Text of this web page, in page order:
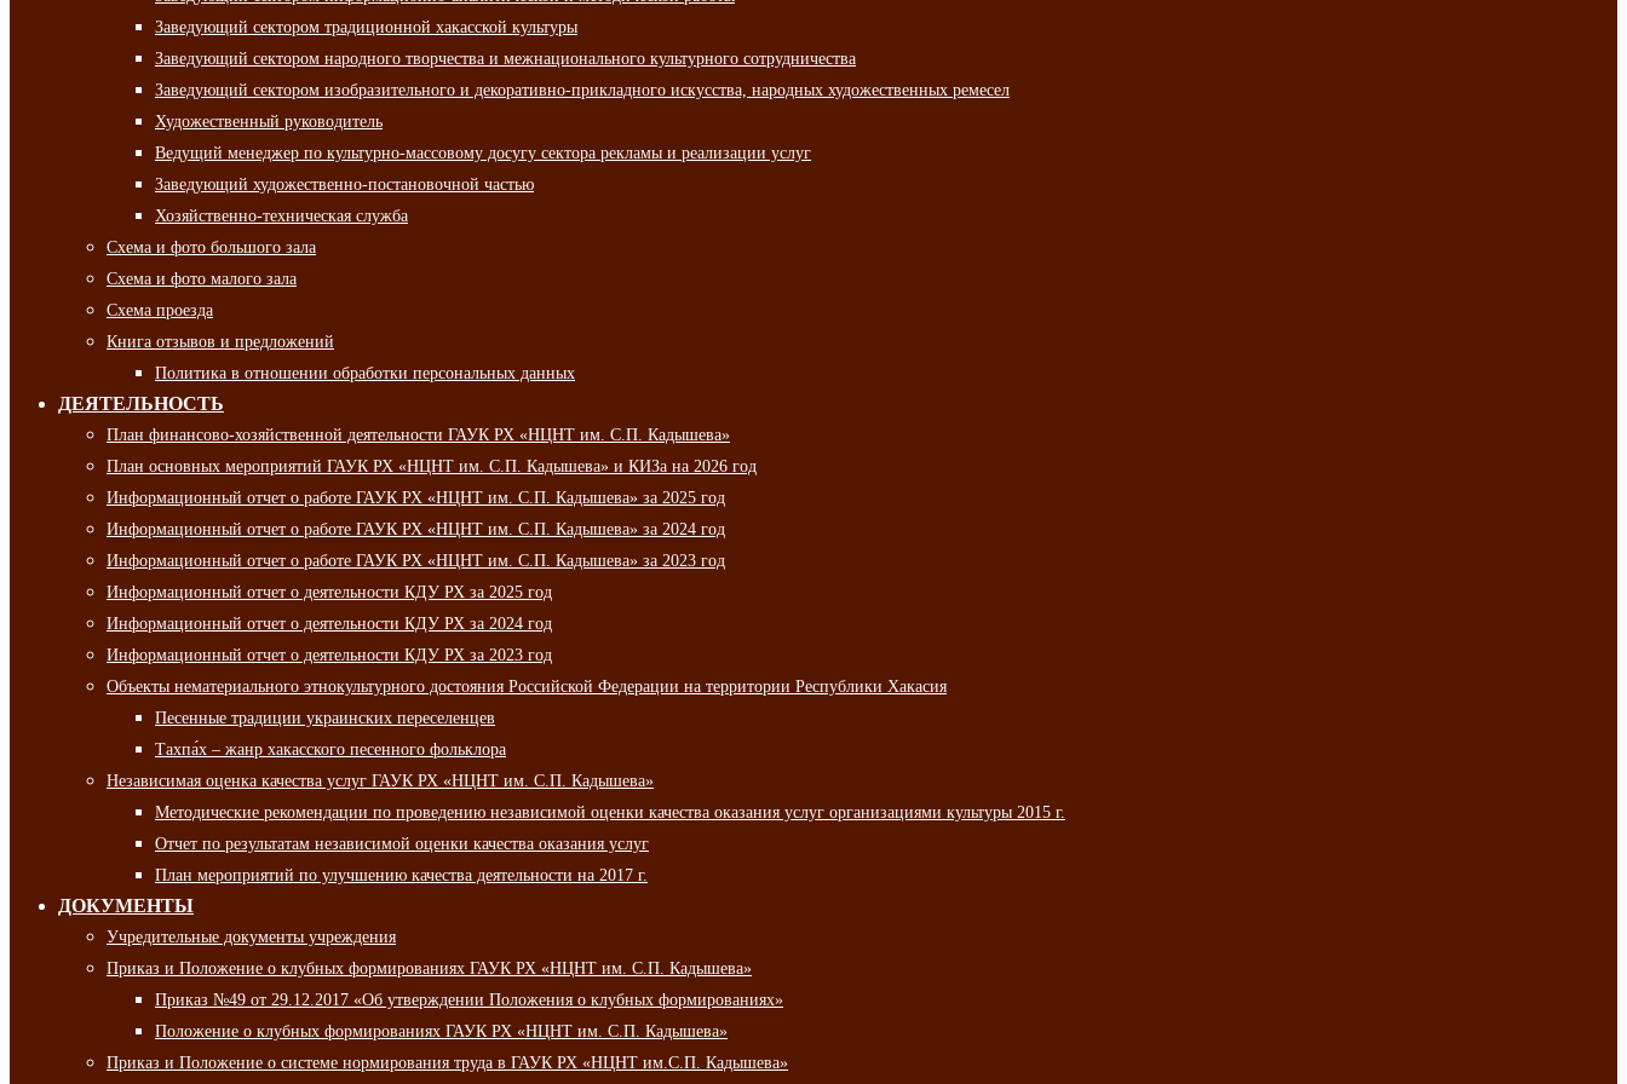
Заведующий сектором традиционной хакасской культуры
Заведующий сектором народного творчества и межнационального культурного сотрудничества
Заведующий сектором изобразительного и декоративно-прикладного искусства, народных художественных ремесел
Художественный руководитель
Ведущий менеджер по культурно-массовому досугу сектора рекламы и реализации услуг
Заведующий художественно-постановочной частью
Хозяйственно-техническая служба
Схема и фото большого зала
Схема и фото малого зала
Схема проезда
Книга отзывов и предложений
Политика в отношении обработки персональных данных
ДЕЯТЕЛЬНОСТЬ
План финансово-хозяйственной деятельности ГАУК РХ «НЦНТ им. С.П. Кадышева»
План основных мероприятий ГАУК РХ «НЦНТ им. С.П. Кадышева» и КИЗа на 2026 год
Информационный отчет о работе ГАУК РХ «НЦНТ им. С.П. Кадышева» за 2025 год
Информационный отчет о работе ГАУК РХ «НЦНТ им. С.П. Кадышева» за 2024 год
Информационный отчет о работе ГАУК РХ «НЦНТ им. С.П. Кадышева» за 2023 год
Информационный отчет о деятельности КДУ РХ за 2025 год
Информационный отчет о деятельности КДУ РХ за 2024 год
Информационный отчет о деятельности КДУ РХ за 2023 год
Объекты нематериального этнокультурного достояния Российской Федерации на территории Республики Хакасия
Песенные традиции украинских переселенцев
Тахпа́х – жанр хакасского песенного фольклора
Независимая оценка качества услуг ГАУК РХ «НЦНТ им. С.П. Кадышева»
Методические рекомендации по проведению независимой оценки качества оказания услуг организациями культуры 2015 г.
Отчет по результатам независимой оценки качества оказания услуг
План мероприятий по улучшению качества деятельности на 2017 г.
ДОКУМЕНТЫ
Учредительные документы учреждения
Приказ и Положение о клубных формированиях ГАУК РХ «НЦНТ им. С.П. Кадышева»
Приказ №49 от 29.12.2017 «Об утверждении Положения о клубных формированиях»
Положение о клубных формированиях ГАУК РХ «НЦНТ им. С.П. Кадышева»
Приказ и Положение о системе нормирования труда в ГАУК РХ «НЦНТ им.С.П. Кадышева»